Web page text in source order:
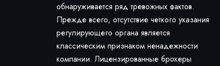
обнаруживается ряд тревожных фактов.
Прежде всего, отсутствие четкого указания
регулирующего органа является
классическим признаком ненадежности
компании. Лицензированные брокеры